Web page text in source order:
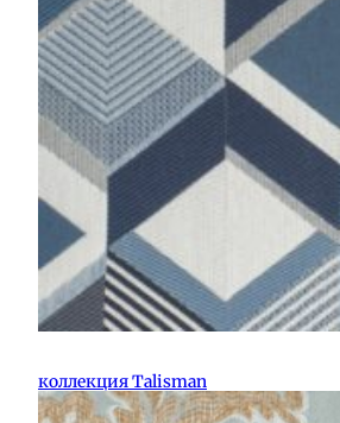
коллекция Talisman